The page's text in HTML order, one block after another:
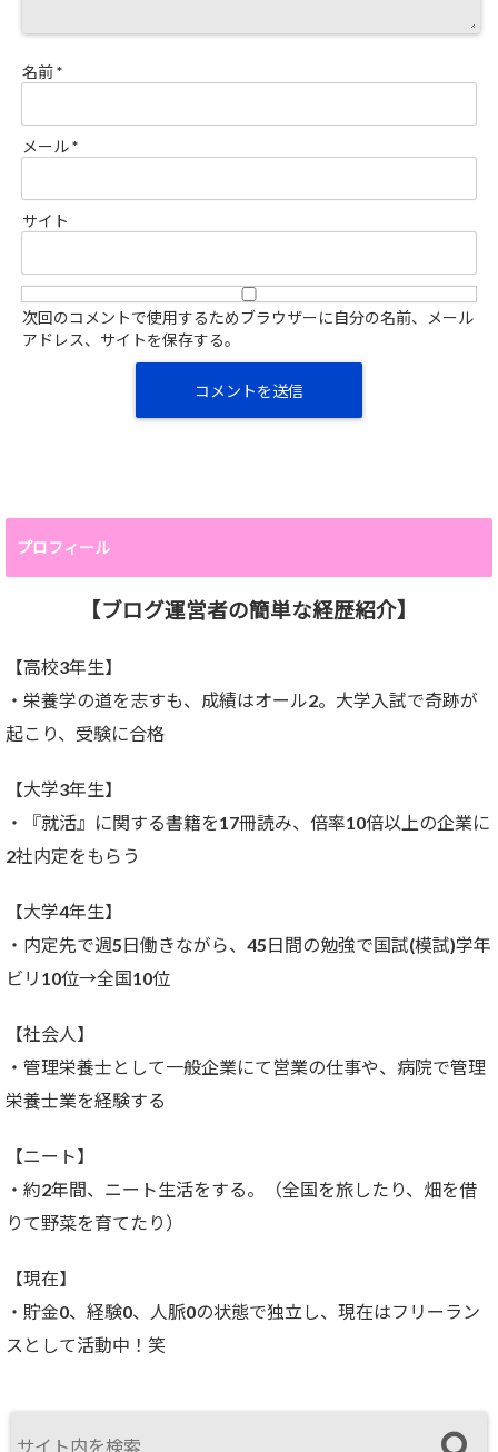
名前*
メール*
サイト
次回のコメントで使用するためブラウザーに自分の名前、メール
アドレス、サイトを保存する。
プロフィール
【ブログ運営者の簡単な経歴紹介】
【高校3年生】
・栄養学の道を志すも、成績はオール2。大学入試で奇跡が
起こり、受験に合格
【大学3年生】
・『就活』に関する書籍を17冊読み、倍率10倍以上の企業に
2社内定をもらう
【大学4年生】
・内定先で週5日働きながら、45日間の勉強で国試(模試)学年
ビリ10位→全国10位
【社会人】
・管理栄養士として一般企業にて営業の仕事や、病院で管理
栄養士業を経験する
【ニート】
・約2年間、ニート生活をする。（全国を旅したり、畑を借
りて野菜を育てたり）
【現在】
・貯金0、経験0、人脈0の状態で独立し、現在はフリーラン
スとして活動中！笑